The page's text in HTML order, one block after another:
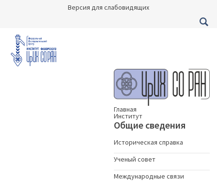
Версия для слабовидящих
Главная
Институт
Общие сведения
Историческая справка
Ученый совет
Международные связи